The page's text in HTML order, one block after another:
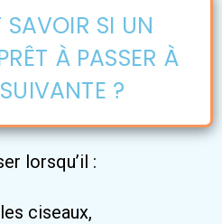
SI UN
À PASSER À
?
lorsqu’il :
ciseaux,